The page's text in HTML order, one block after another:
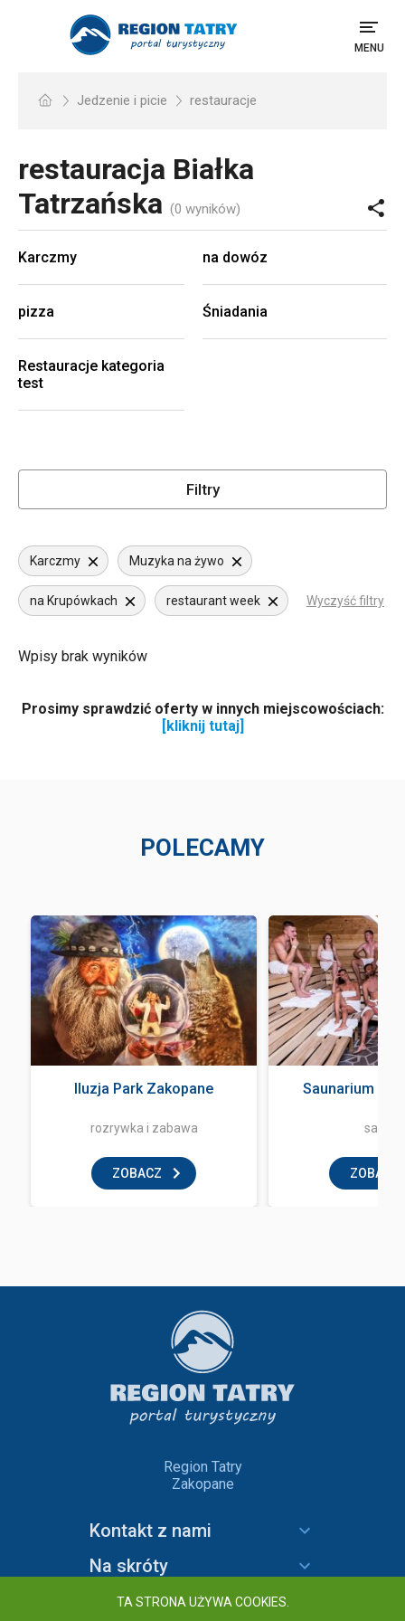
MENU
Jedzenie i picie restauracje
restauracja Białka
Tatrzańska (0 wyników)
Karczmy na dowóz
pizza Śniadania
Restauracje kategoria
test
Filtry
Karczmy Muzyka na żywo
na Krupówkach restaurant week Wyczyść filtry
Wpisy brak wyników
Prosimy sprawdzić oferty w innych miejscowościach:
[kliknij tutaj]
POLECAMY
Iluzja Park Zakopane
rozrywka i zabawa
ZOBACZ
Saunarium
sauna
ZOBACZ
Region Tatry
Zakopane
Kontakt z nami
Na skróty
Informacje
TA STRONA UŻYWA COOKIES.